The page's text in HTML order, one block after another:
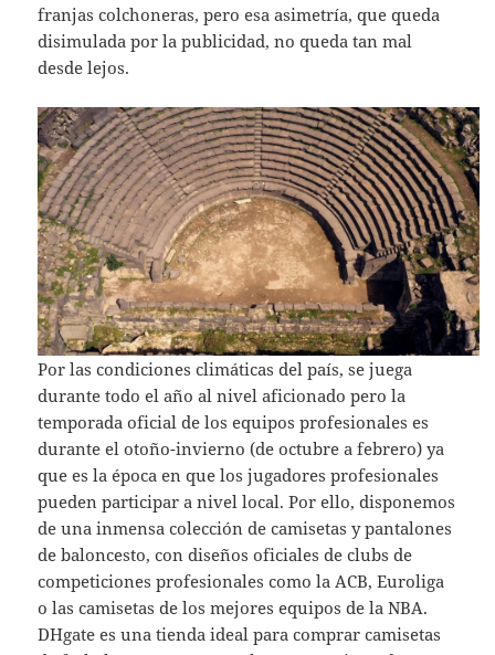
franjas colchoneras, pero esa asimetría, que queda
disimulada por la publicidad, no queda tan mal
desde lejos.
Por las condiciones climáticas del país, se juega
durante todo el año al nivel aficionado pero la
temporada oficial de los equipos profesionales es
durante el otoño-invierno (de octubre a febrero) ya
que es la época en que los jugadores profesionales
pueden participar a nivel local. Por ello, disponemos
de una inmensa colección de camisetas y pantalones
de baloncesto, con diseños oficiales de clubs de
competiciones profesionales como la ACB, Euroliga
o las camisetas de los mejores equipos de la NBA.
DHgate es una tienda ideal para comprar camisetas